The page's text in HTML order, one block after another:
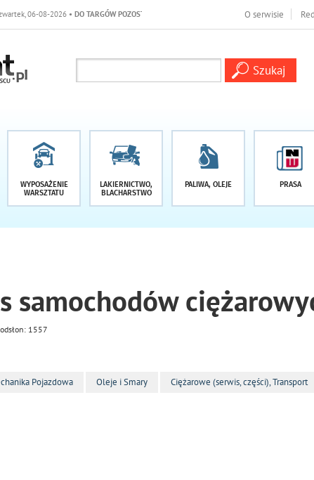
06-08-2026• DO TARGÓW POZOSTAŁO -1 DNI O serwisie
WYPOSAŻENIE
WARSZTATU
LAKIERNICTWO,
BLACHARSTWO
PALIWA, OLEJE PRASA
samochodów
1557
Pojazdowa Oleje i Smary Ciężarowe (serwis, części), Transport